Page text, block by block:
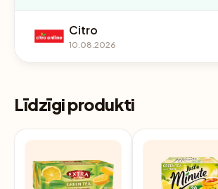
Citro
10.08.2026
Līdzīgi produkti